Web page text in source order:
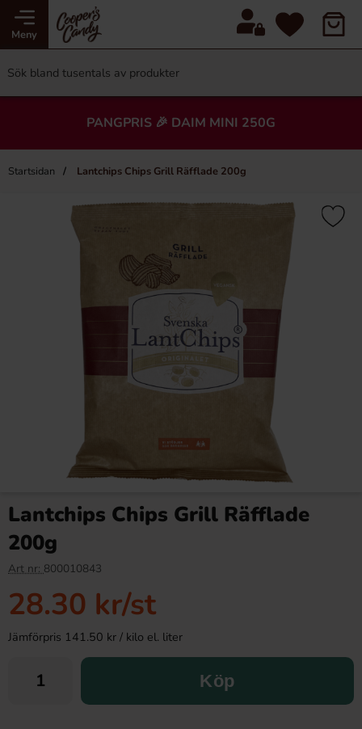
Meny
PANGPRIS 🎉 DAIM MINI 250G
Startsidan Lantchips Chips Grill Räfflade 200g
Lantchips Chips Grill Räfflade
200g
Art nr: 800010843
28.30 kr/st
Jämförpris 141.50 kr / kilo el. liter
Köp